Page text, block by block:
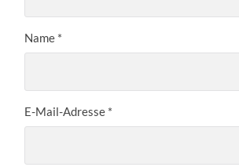
Name *
E-Mail-Adresse *